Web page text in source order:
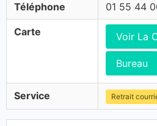
Téléphone 01 55 44
Carte Voir La
Bureau
Service Retrait